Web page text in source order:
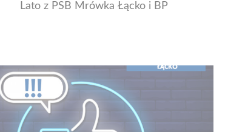
Lato z PSB Mrówka Łącko i BP